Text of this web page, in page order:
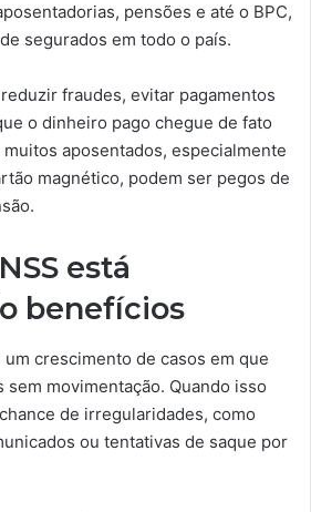
pensões e até o BPC,
segurados em todo o país.
fraudes, evitar pagamentos
o dinheiro pago chegue de fato
aposentados, especialmente
magnético, podem ser pegos de
está
benefícios
crescimento de casos em que
sem movimentação. Quando isso
de irregularidades, como
ou tentativas de saque por